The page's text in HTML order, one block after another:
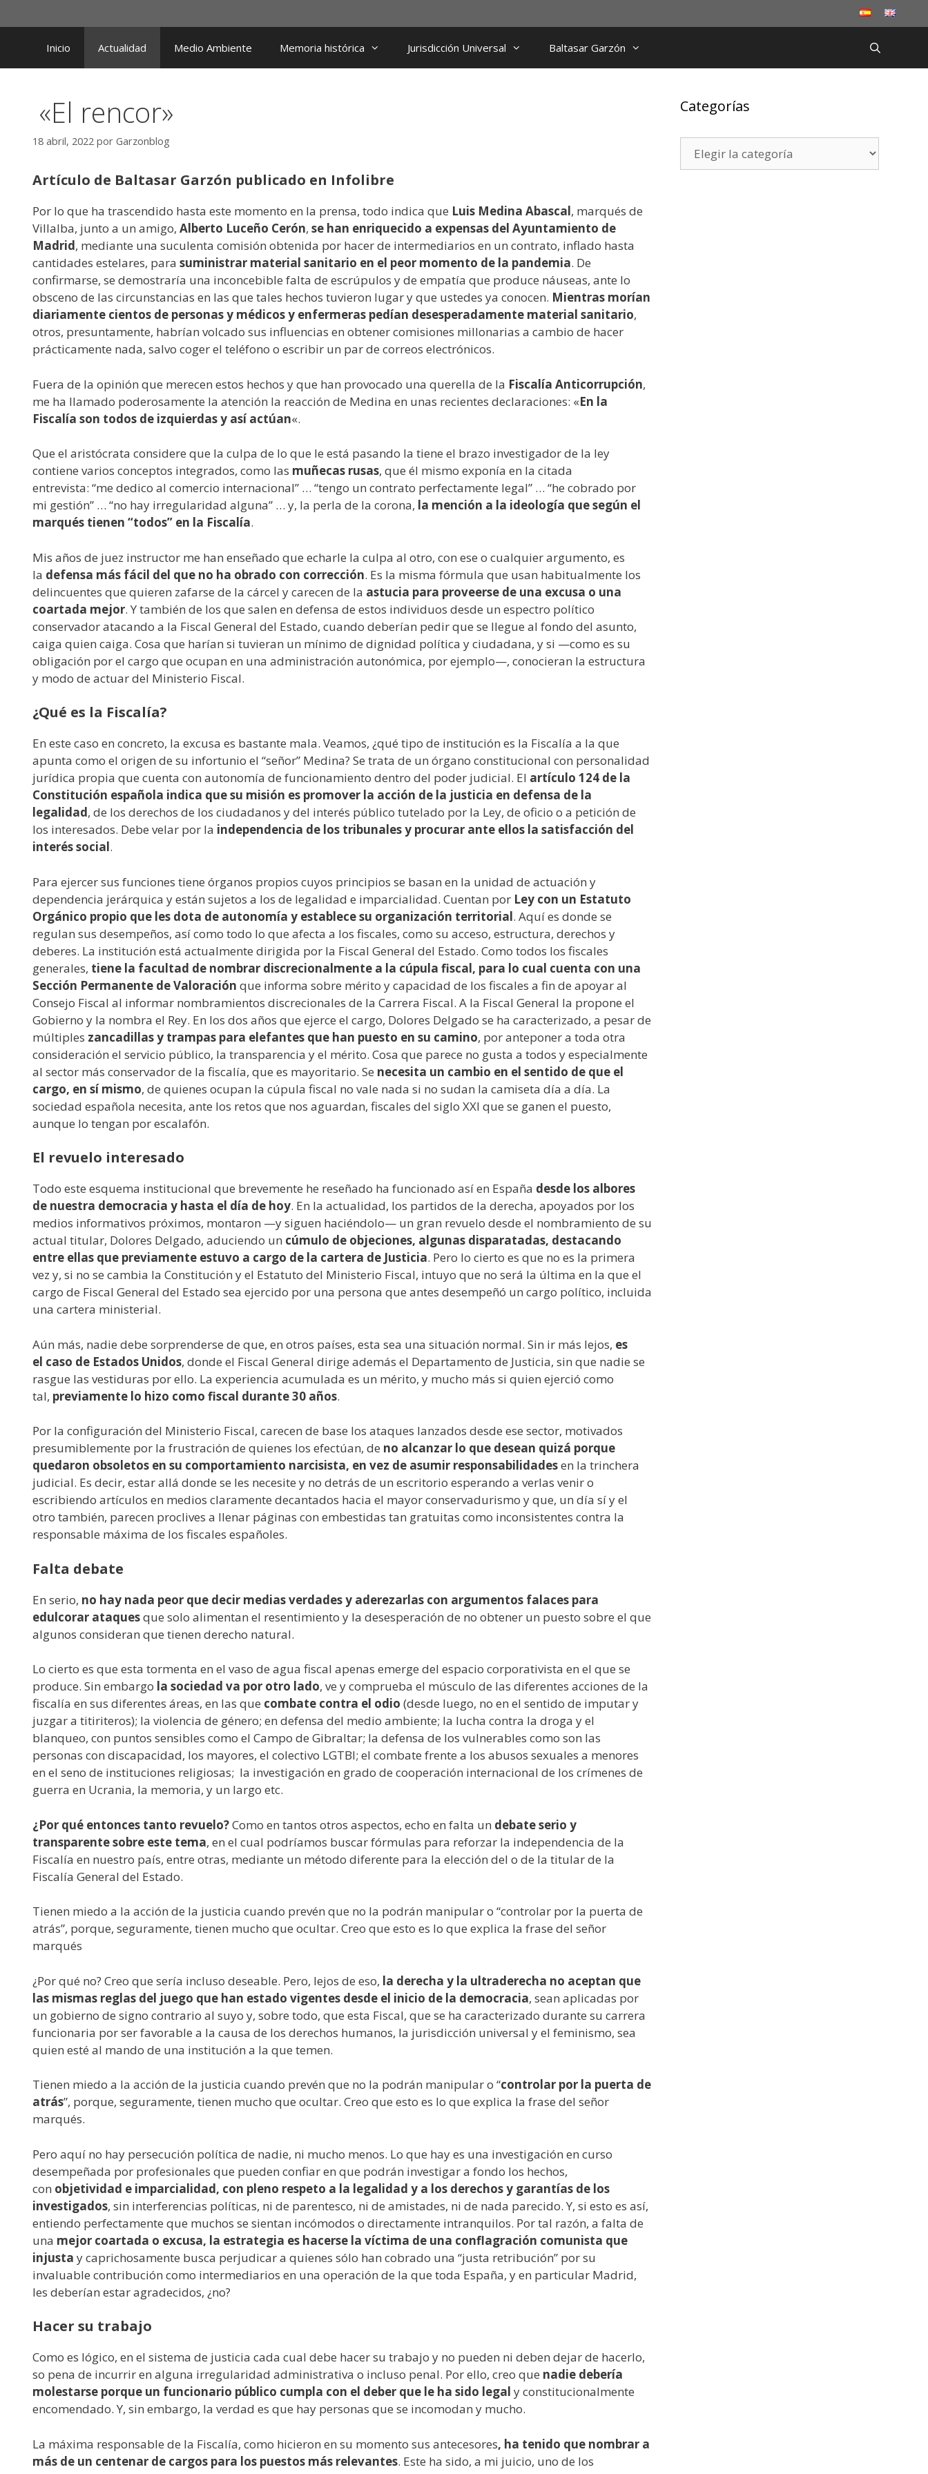
al
contenidoInicio Actualidad Medio Ambiente Memoria histórica Jurisdicción Universal Baltasar Garzón
«El rencor»
18 abril, 2022 por Garzonblog
Artículo de Baltasar Garzón publicado en Infolibre
Por lo que ha trascendido hasta este momento en la prensa, todo indica que Luis Medina Abascal, marqués de
Villalba, junto a un amigo, Alberto Luceño Cerón, se han enriquecido a expensas del Ayuntamiento de
Madrid, mediante una suculenta comisión obtenida por hacer de intermediarios en un contrato, inflado hasta
cantidades estelares, para suministrar material sanitario en el peor momento de la pandemia. De
confirmarse, se demostraría una inconcebible falta de escrúpulos y de empatía que produce náuseas, ante lo
obsceno de las circunstancias en las que tales hechos tuvieron lugar y que ustedes ya conocen. Mientras morían
diariamente cientos de personas y médicos y enfermeras pedían desesperadamente material sanitario,
otros, presuntamente, habrían volcado sus influencias en obtener comisiones millonarias a cambio de hacer
prácticamente nada, salvo coger el teléfono o escribir un par de correos electrónicos.
Fuera de la opinión que merecen estos hechos y que han provocado una querella de la Fiscalía Anticorrupción,
me ha llamado poderosamente la atención la reacción de Medina en unas recientes declaraciones: «En la
Fiscalía son todos de izquierdas y así actúan«.
Que el aristócrata considere que la culpa de lo que le está pasando la tiene el brazo investigador de la ley
contiene varios conceptos integrados, como las muñecas rusas, que él mismo exponía en la citada
entrevista: “me dedico al comercio internacional” … “tengo un contrato perfectamente legal” … “he cobrado por
mi gestión” … “no hay irregularidad alguna” … y, la perla de la corona, la mención a la ideología que según el
marqués tienen “todos” en la Fiscalía.
Mis años de juez instructor me han enseñado que echarle la culpa al otro, con ese o cualquier argumento, es
la defensa más fácil del que no ha obrado con corrección. Es la misma fórmula que usan habitualmente los
delincuentes que quieren zafarse de la cárcel y carecen de la astucia para proveerse de una excusa o una
coartada mejor. Y también de los que salen en defensa de estos individuos desde un espectro político
conservador atacando a la Fiscal General del Estado, cuando deberían pedir que se llegue al fondo del asunto,
caiga quien caiga. Cosa que harían si tuvieran un mínimo de dignidad política y ciudadana, y si —como es su
obligación por el cargo que ocupan en una administración autonómica, por ejemplo—, conocieran la estructura
y modo de actuar del Ministerio Fiscal.
¿Qué es la Fiscalía?
En este caso en concreto, la excusa es bastante mala. Veamos, ¿qué tipo de institución es la Fiscalía a la que
apunta como el origen de su infortunio el “señor” Medina? Se trata de un órgano constitucional con personalidad
jurídica propia que cuenta con autonomía de funcionamiento dentro del poder judicial. El artículo 124 de la
Constitución española indica que su misión es promover la acción de la justicia en defensa de la
legalidad, de los derechos de los ciudadanos y del interés público tutelado por la Ley, de oficio o a petición de
los interesados. Debe velar por la independencia de los tribunales y procurar ante ellos la satisfacción del
interés social.
Para ejercer sus funciones tiene órganos propios cuyos principios se basan en la unidad de actuación y
dependencia jerárquica y están sujetos a los de legalidad e imparcialidad. Cuentan por Ley con un Estatuto
Orgánico propio que les dota de autonomía y establece su organización territorial. Aquí es donde se
regulan sus desempeños, así como todo lo que afecta a los fiscales, como su acceso, estructura, derechos y
deberes. La institución está actualmente dirigida por la Fiscal General del Estado. Como todos los fiscales
generales, tiene la facultad de nombrar discrecionalmente a la cúpula fiscal, para lo cual cuenta con una
Sección Permanente de Valoración que informa sobre mérito y capacidad de los fiscales a fin de apoyar al
Consejo Fiscal al informar nombramientos discrecionales de la Carrera Fiscal. A la Fiscal General la propone el
Gobierno y la nombra el Rey. En los dos años que ejerce el cargo, Dolores Delgado se ha caracterizado, a pesar de
múltiples zancadillas y trampas para elefantes que han puesto en su camino, por anteponer a toda otra
consideración el servicio público, la transparencia y el mérito. Cosa que parece no gusta a todos y especialmente
al sector más conservador de la fiscalía, que es mayoritario. Se necesita un cambio en el sentido de que el
cargo, en sí mismo, de quienes ocupan la cúpula fiscal no vale nada si no sudan la camiseta día a día. La
sociedad española necesita, ante los retos que nos aguardan, fiscales del siglo XXI que se ganen el puesto,
aunque lo tengan por escalafón.
El revuelo interesado
Todo este esquema institucional que brevemente he reseñado ha funcionado así en España desde los albores
de nuestra democracia y hasta el día de hoy. En la actualidad, los partidos de la derecha, apoyados por los
medios informativos próximos, montaron —y siguen haciéndolo— un gran revuelo desde el nombramiento de su
actual titular, Dolores Delgado, aduciendo un cúmulo de objeciones, algunas disparatadas, destacando
entre ellas que previamente estuvo a cargo de la cartera de Justicia. Pero lo cierto es que no es la primera
vez y, si no se cambia la Constitución y el Estatuto del Ministerio Fiscal, intuyo que no será la última en la que el
cargo de Fiscal General del Estado sea ejercido por una persona que antes desempeñó un cargo político, incluida
una cartera ministerial.
Aún más, nadie debe sorprenderse de que, en otros países, esta sea una situación normal. Sin ir más lejos, es
el caso de Estados Unidos, donde el Fiscal General dirige además el Departamento de Justicia, sin que nadie se
rasgue las vestiduras por ello. La experiencia acumulada es un mérito, y mucho más si quien ejerció como
tal, previamente lo hizo como fiscal durante 30 años.
Por la configuración del Ministerio Fiscal, carecen de base los ataques lanzados desde ese sector, motivados
presumiblemente por la frustración de quienes los efectúan, de no alcanzar lo que desean quizá porque
quedaron obsoletos en su comportamiento narcisista, en vez de asumir responsabilidadesen la trinchera
judicial. Es decir, estar allá donde se les necesite y no detrás de un escritorio esperando a verlas venir o
escribiendo artículos en medios claramente decantados hacia el mayor conservadurismo y que, un día sí y el
otro también, parecen proclives a llenar páginas con embestidas tan gratuitas como inconsistentes contra la
responsable máxima de los fiscales españoles.
Falta debate
En serio, no hay nada peor que decir medias verdades y aderezarlas con argumentos falaces para
edulcorar ataquesque solo alimentan el resentimiento y la desesperación de no obtener un puesto sobre el que
algunos consideran que tienen derecho natural.
Lo cierto es que esta tormenta en el vaso de agua fiscal apenas emerge del espacio corporativista en el que se
produce. Sin embargo la sociedad va por otro lado, ve y comprueba el músculo de las diferentes acciones de la
fiscalía en sus diferentes áreas, en las que combate contra el odio (desde luego, no en el sentido de imputar y
juzgar a titiriteros); la violencia de género; en defensa del medio ambiente; la lucha contra la droga y el
blanqueo, con puntos sensibles como el Campo de Gibraltar; la defensa de los vulnerables como son las
personas con discapacidad, los mayores, el colectivo LGTBI; el combate frente a los abusos sexuales a menores
en el seno de instituciones religiosas; la investigación en grado de cooperación internacional de los crímenes de
guerra en Ucrania, la memoria, y un largo etc.
¿Por qué entonces tanto revuelo?Como en tantos otros aspectos, echo en falta un debate serio y
transparente sobre este tema, en el cual podríamos buscar fórmulas para reforzar la independencia de la
Fiscalía en nuestro país, entre otras, mediante un método diferente para la elección del o de la titular de la
Fiscalía General del Estado.
Tienen miedo a la acción de la justicia cuando prevén que no la podrán manipular o “controlar por la puerta de
atrás”, porque, seguramente, tienen mucho que ocultar. Creo que esto es lo que explica la frase del señor
marqués
¿Por qué no? Creo que sería incluso deseable. Pero, lejos de eso, la derecha y la ultraderecha no aceptan que
las mismas reglas del juego que han estado vigentes desde el inicio de la democracia, sean aplicadas por
un gobierno de signo contrario al suyo y, sobre todo, que esta Fiscal, que se ha caracterizado durante su carrera
funcionaria por ser favorable a la causa de los derechos humanos, la jurisdicción universal y el feminismo, sea
quien esté al mando de una institución a la que temen.
Tienen miedo a la acción de la justicia cuando prevén que no la podrán manipular o “controlar por la puerta de
atrás”, porque, seguramente, tienen mucho que ocultar. Creo que esto es lo que explica la frase del señor
marqués.
Pero aquí no hay persecución política de nadie, ni mucho menos. Lo que hay es una investigación en curso
desempeñada por profesionales que pueden confiar en que podrán investigar a fondo los hechos,
con objetividad e imparcialidad, con pleno respeto a la legalidad y a los derechos y garantías de los
investigados, sin interferencias políticas, ni de parentesco, ni de amistades, ni de nada parecido. Y, si esto es así,
entiendo perfectamente que muchos se sientan incómodos o directamente intranquilos. Por tal razón, a falta de
una mejor coartada o excusa, la estrategia es hacerse la víctima de una conflagración comunista que
injusta y caprichosamente busca perjudicar a quienes sólo han cobrado una “justa retribución” por su
invaluable contribución como intermediarios en una operación de la que toda España, y en particular Madrid,
les deberían estar agradecidos, ¿no?
Hacer su trabajo
Como es lógico, en el sistema de justicia cada cual debe hacer su trabajo y no pueden ni deben dejar de hacerlo,
so pena de incurrir en alguna irregularidad administrativa o incluso penal. Por ello, creo que nadie debería
molestarse porque un funcionario público cumpla con el deber que le ha sido legal y constitucionalmente
encomendado. Y, sin embargo, la verdad es que hay personas que se incomodan y mucho.
La máxima responsable de la Fiscalía, como hicieron en su momento sus antecesores, ha tenido que nombrar a
más de un centenar de cargos para los puestos más relevantes. Este ha sido, a mi juicio, uno de los
Categorías